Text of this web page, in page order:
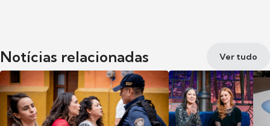
Notícias relacionadas Ver tudo